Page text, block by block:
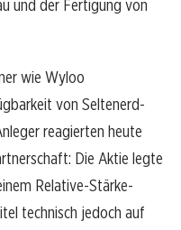
und der Fertigung von
wie Wyloo
von Seltenerd-
reagierten heute
Die Aktie legte
Relative-Stärke-
technisch jedoch auf